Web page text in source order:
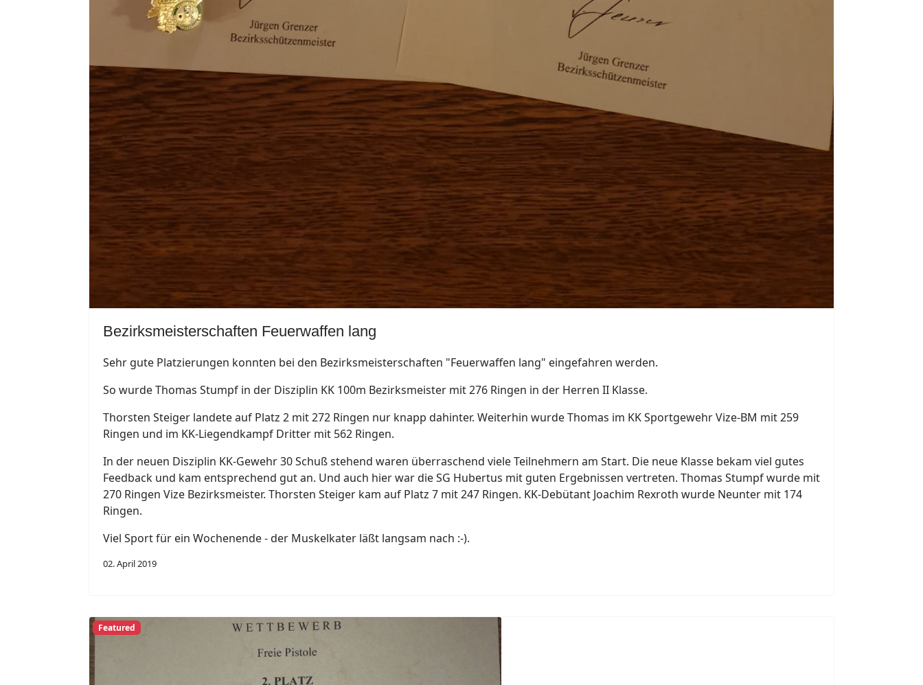
Bezirksmeisterschaften Feuerwaffen lang
Sehr gute Platzierungen konnten bei den Bezirksmeisterschaften "Feuerwaffen lang" eingefahren werden.
So wurde Thomas Stumpf in der Disziplin KK 100m Bezirksmeister mit 276 Ringen in der Herren II Klasse.
Thorsten Steiger landete auf Platz 2 mit 272 Ringen nur knapp dahinter. Weiterhin wurde Thomas im KK Sportgewehr Vize-BM mit 259
Ringen und im KK-Liegendkampf Dritter mit 562 Ringen.
In der neuen Disziplin KK-Gewehr 30 Schuß stehend waren überraschend viele Teilnehmern am Start. Die neue Klasse bekam viel gutes
Feedback und kam entsprechend gut an. Und auch hier war die SG Hubertus mit guten Ergebnissen vertreten. Thomas Stumpf wurde mit
270 Ringen Vize Bezirksmeister. Thorsten Steiger kam auf Platz 7 mit 247 Ringen. KK-Debütant Joachim Rexroth wurde Neunter mit 174
Ringen.
Viel Sport für ein Wochenende - der Muskelkater läßt langsam nach :-).
02. April 2019
Featured